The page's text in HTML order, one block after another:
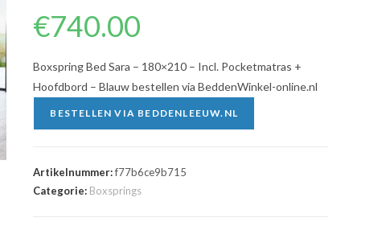
€740.00
Boxspring Bed Sara – 180×210 – Incl. Pocketmatras +
Hoofdbord – Blauw bestellen via BeddenWinkel-online.nl
BESTELLEN VIA BEDDENLEEUW.NL
Artikelnummer:f77b6ce9b715
Categorie: Boxsprings